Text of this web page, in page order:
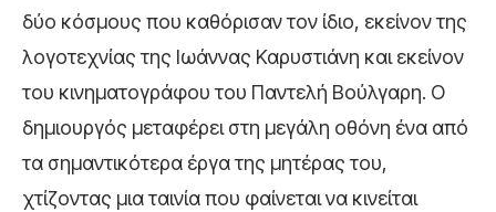
δύο κόσμους που καθόρισαν τον ίδιο, εκείνον της
λογοτεχνίας της Ιωάννας Καρυστιάνη και εκείνον
του κινηματογράφου του Παντελή Βούλγαρη. Ο
δημιουργός μεταφέρει στη μεγάλη οθόνη ένα από
τα σημαντικότερα έργα της μητέρας του,
χτίζοντας μια ταινία που φαίνεται να κινείται